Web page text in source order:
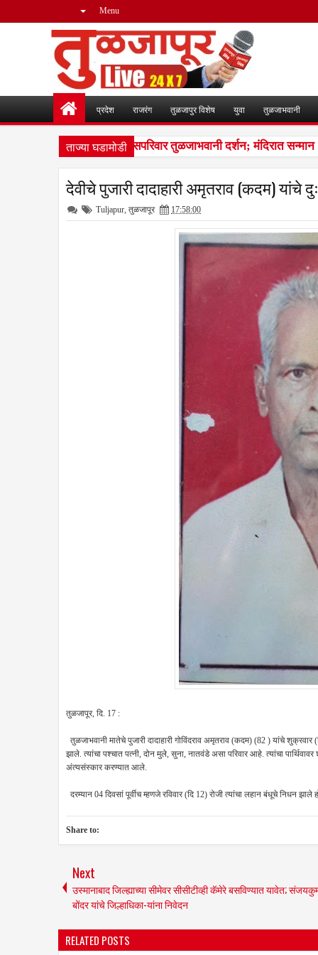
Menu
प्रदेश राजरंग तुळजापुर विशेष युवा तुळजाभवानी
ताज्या घडामोडी
जिजाऊंच्या वंशजांचे सपरिवार तुळजाभवानी दर्शन; मंदिरात सन्मान
देवीचे पुजारी दादाहारी अमृतराव (कदम) यांचे
Tuljapur, तुळजापूर 17:58:00
तुळजापूर, दि. 17 :
तुळजाभवानी मातेचे पुजारी दादाहारी गोविंदराव अमृतराव (कदम) (82 ) यांचे
झाले. त्यांचा पश्चात पत्नी, दोन मुले, सुना, नातवंडे असा परिवार आहे. त्यांचा
अंत्यसंस्कार करण्यात आले.
दरम्यान 04 दिवसां पूर्वीच म्हणजे रविवार (दि 12) रोजी त्यांचा लहान बंधूचे निधन झाले
Share to:
Next
उस्मानाबाद जिल्ह्याच्या सीमेवर सीसीटीव्ही कॅमेरे बसविण्यात यावेत;
बोंदर यांचे जिल्हाधिका-यांना निवेदन
RELATED POSTS